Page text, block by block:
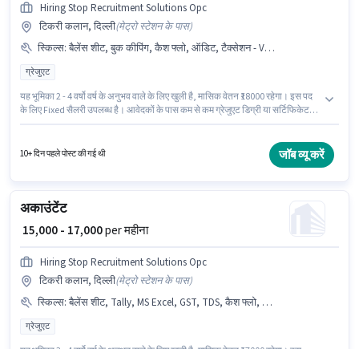
Hiring Stop Recruitment Solutions Opc
टिकरी कलान, दिल्ली(मेट्रो स्टेशन के पास)
स्किल्स: बैलेंस शीट, बुक कीपिंग, कैश फ्लो, ऑडिट, टैक्सेशन - VAT & सेल्स टैक्स, Tally, टैक्स रिटर्न्स, TDS, MS Excel
ग्रेजुएट
यह भूमिका 2 - 4 वर्षो वर्ष के अनुभव वाले के लिए खुली है, मासिक वेतन ₹18000 रहेगा। इस पद
के लिए Fixed सैलरी उपलब्ध है। आवेदकों के पास कम से कम ग्रेजुएट डिग्री या सर्टिफिकेट
चाहिए। यह वैकेंसी टिकरी कलान, दिल्ली में है। Hiring Stop Recruitment Solutions
Opc अकाउंटेंट श्रेणी में अकाउंटेंट पद के लिए सक्रिय रूप से हायर कर रहा है।
10+ दिन पहले पोस्ट की गई थी जॉब व्यू करें
अकाउंटेंट
₹ 15,000 - 17,000per महीना
Hiring Stop Recruitment Solutions Opc
टिकरी कलान, दिल्ली(मेट्रो स्टेशन के पास)
स्किल्स: बैलेंस शीट, Tally, MS Excel, GST, TDS, कैश फ्लो, टैक्स रिटर्न्स, बुक कीपिंग, ऑडिट
ग्रेजुएट